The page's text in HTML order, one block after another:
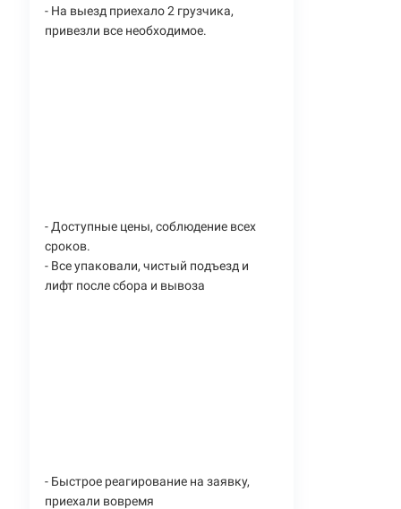
- На выезд приехало 2 грузчика,
привезли все необходимое.
- Доступные цены, соблюдение всех
сроков.
- Все упаковали, чистый подъезд и
лифт после сбора и вывоза
- Быстрое реагирование на заявку,
приехали вовремя